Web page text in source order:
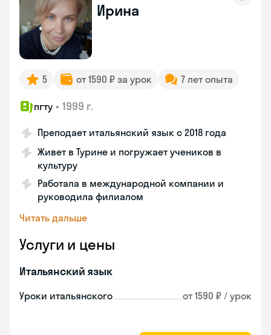
Ирина
5 от 1590 ₽ за урок 7 лет опыта
пгту • 1999 г.
Преподает итальянский язык с 2018 года
Живет в Турине и погружает учеников в
культуру
Работала в международной компании и
руководила филиалом
Читать дальше
Услуги и цены
Итальянский язык
Уроки итальянского от 1590 ₽ / урок